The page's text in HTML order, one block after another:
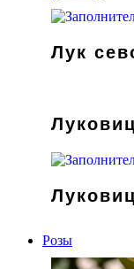
Лук
Розы